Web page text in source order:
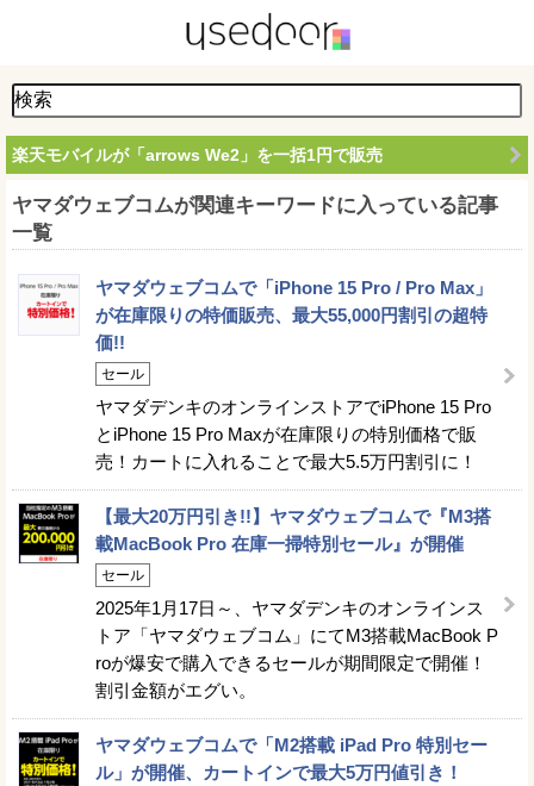
楽天モバイルが「arrows We2」を一括1円で販売
ヤマダウェブコムが関連キーワードに入っている記事
一覧
ヤマダウェブコムで「iPhone 15 Pro / Pro Max」
が在庫限りの特価販売、最大55,000円割引の超特
価!!
セール
ヤマダデンキのオンラインストアでiPhone 15 Pro
とiPhone 15 Pro Maxが在庫限りの特別価格で販
売！カートに入れることで最大5.5万円割引に！
【最大20万円引き!!】ヤマダウェブコムで『M3搭
載MacBook Pro 在庫一掃特別セール』が開催
セール
2025年1月17日～、ヤマダデンキのオンラインス
トア「ヤマダウェブコム」にてM3搭載MacBook P
roが爆安で購入できるセールが期間限定で開催！
割引金額がエグい。
ヤマダウェブコムで「M2搭載 iPad Pro 特別セー
ル」が開催、カートインで最大5万円値引き！